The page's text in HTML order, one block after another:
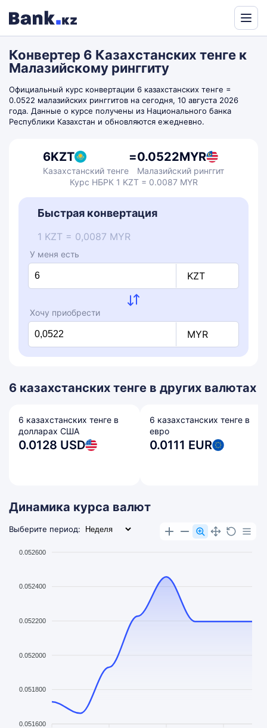
by
Translate
Конвертер 6 Казахстанских тенге к
Малазийскому ринггиту
Официальный курс конвертации 6 казахстанских тенге =
0.0522 малазийских ринггитов на сегодня, 10 августа 2026
года. Данные о курсе получены из Национального банка
Республики Казахстан и обновляются ежедневно.
6KZT
Казахстанский тенге
=0.0522MYR
Малазийский ринггит
Курс НБРК 1 KZT = 0.0087 MYR
Быстрая конвертация
1 KZT = 0,0087 MYR
У меня есть
KZT
Хочу приобрести
MYR
6 казахстанских тенге в других валютах
6 казахстанских тенге в
долларах США
0.0128 USD
6 казахстанских тенге в
евро
0.0111 EUR
Динамика курса валют
Выберите период:
0.052600
0.052400
0.052200
0.052000
0.051800
0.051600